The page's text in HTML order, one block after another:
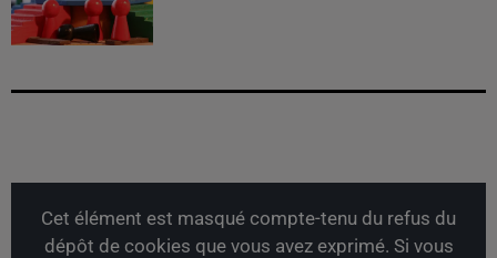
Cet élément est masqué compte-tenu du refus du
dépôt de cookies que vous avez exprimé. Si vous